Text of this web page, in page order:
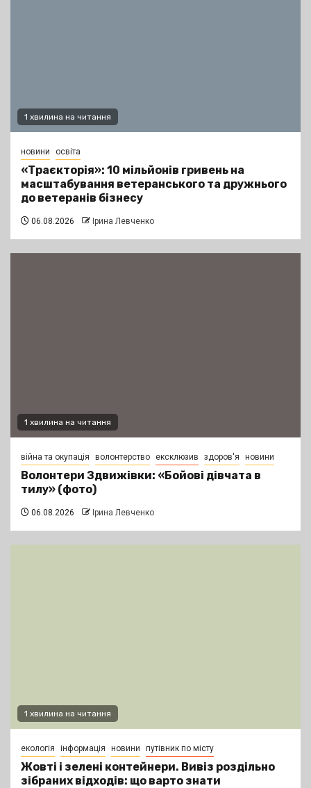
1 хвилина на читання
новини освіта
«Траєкторія»: 10 мільйонів гривень на
масштабування ветеранського та дружнього
до ветеранів бізнесу
06.08.2026 Ірина Левченко
1 хвилина на читання
війна та окупація волонтерство ексклюзив здоров'я новини
Волонтери Здвижівки: «Бойові дівчата в
тилу» (фото)
06.08.2026 Ірина Левченко
1 хвилина на читання
екологія інформація новини путівник по місту
Жовті і зелені контейнери. Вивіз роздільно
зібраних відходів: що варто знати